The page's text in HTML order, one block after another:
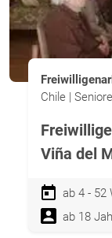
Chile |
Viña del
ab 4 - 52
ab 18